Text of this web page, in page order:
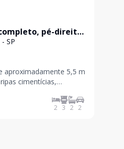
pé-direito
de 15 m² que
SP
aproximadamente 5,5 m
cimentícias,
imóvel: sofá Fernando
mesa e cadeiras Lider,
2 3 2 2